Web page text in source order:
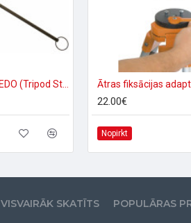
Ātras fiksācijas
22.00€
Nopirkt
VISVAIRĀK SKATĪTS POPULĀRAS